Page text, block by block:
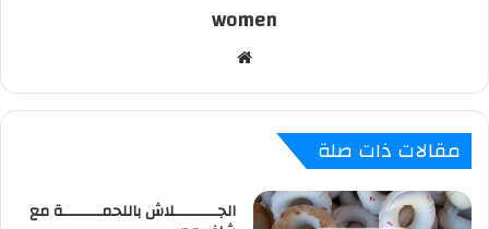
women
ق
و
مقالات ذات صلة
الجــــــــــلاش باللحمـــــــــة مع